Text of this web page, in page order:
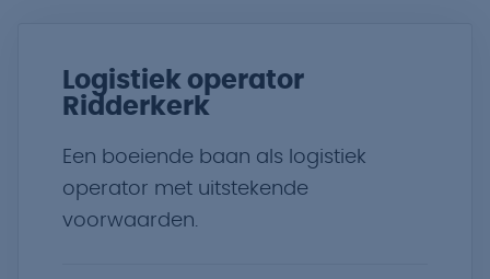
Logistiek operator
Ridderkerk
Een boeiende baan als logistiek
operator met uitstekende
voorwaarden.